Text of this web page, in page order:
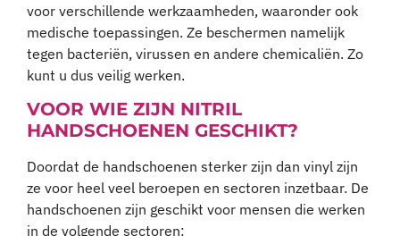
voor verschillende werkzaamheden, waaronder ook
medische toepassingen. Ze beschermen namelijk
tegen bacteriën, virussen en andere chemicaliën. Zo
kunt u dus veilig werken.
VOOR WIE ZIJN NITRIL
HANDSCHOENEN GESCHIKT?
Doordat de handschoenen sterker zijn dan vinyl zijn
ze voor heel veel beroepen en sectoren inzetbaar. De
handschoenen zijn geschikt voor mensen die werken
in de volgende sectoren: